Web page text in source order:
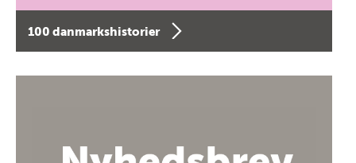
100 danmarkshistorier